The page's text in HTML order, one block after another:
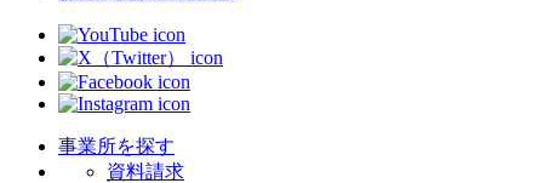
事業所を探す
資料請求